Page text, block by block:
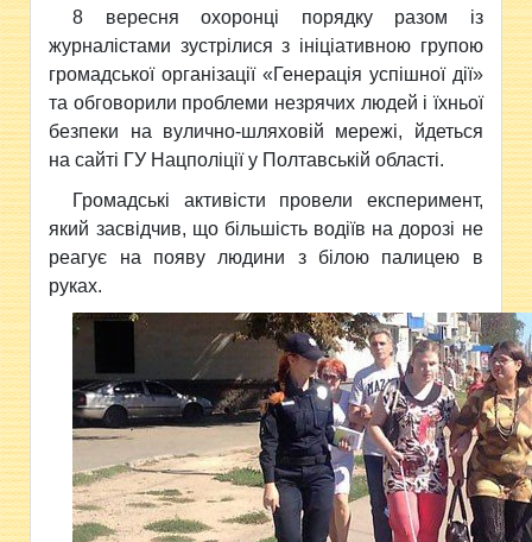
8 вересня охоронці порядку разом із
журналістами зустрілися з ініціативною групою
громадської організації «Генерація успішної дії»
та обговорили проблеми незрячих людей і їхньої
безпеки на вулично-шляховій мережі, йдеться
на сайті ГУ Нацполіції у Полтавській області.
Громадські активісти провели експеримент,
який засвідчив, що більшість водіїв на дорозі не
реагує на появу людини з білою палицею в
руках.